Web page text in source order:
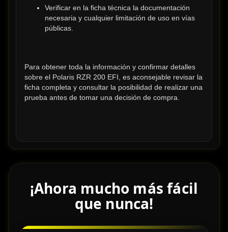
Verificar en la ficha técnica la documentación
necesaria y cualquier limitación de uso en vías
públicas.
Para obtener toda la información y confirmar detalles
sobre el Polaris RZR 200 EFI, es aconsejable revisar la
ficha completa y consultar la posibilidad de realizar una
prueba antes de tomar una decisión de compra.
¡Ahora mucho más fácil
que nunca!